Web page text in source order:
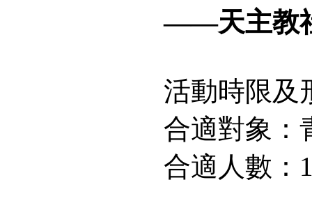
——天主教
活動時限及
合適對象：
合適人數：